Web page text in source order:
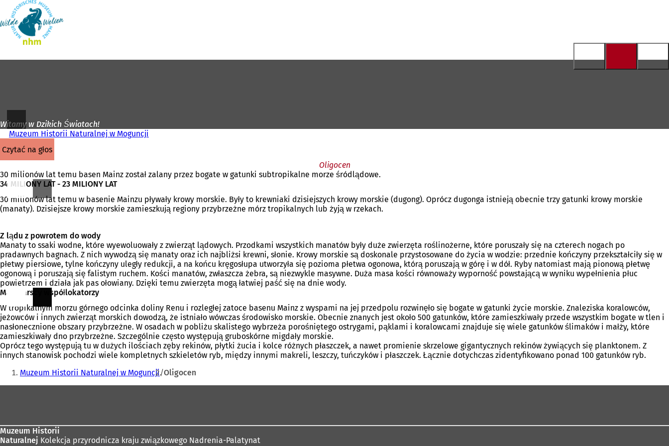
Przejdź do treści
strony
głównej
Witamy w Dzikich Światach!
Muzeum Historii Naturalnej w Moguncji
czytać na głos
Oligocen
30 milionów lat temu basen Mainz został zalany przez bogate w gatunki subtropikalne morze śródlądowe.
34 MILIONY LAT - 23 MILIONY LAT
30 milionów lat temu w basenie Mainzu pływały krowy morskie. Były to krewniaki dzisiejszych krowy morskie (dugong). Oprócz dugonga istnieją obecnie trzy gatunki krowy morskie
(manaty). Dzisiejsze krowy morskie zamieszkują regiony przybrzeżne mórz tropikalnych lub żyją w rzekach.
Z lądu z powrotem do wody
Manaty to ssaki wodne, które wyewoluowały z zwierząt lądowych. Przodkami wszystkich manatów były duże zwierzęta roślinożerne, które poruszały się na czterech nogach po
pradawnych bagnach. Z nich wywodzą się manaty oraz ich najbliżsi krewni, słonie. Krowy morskie są doskonale przystosowane do życia w wodzie: przednie kończyny przekształciły się w
płetwy piersiowe, tylne kończyny uległy redukcji, a na końcu kręgosłupa utworzyła się pozioma płetwa ogonowa, którą poruszają w górę i w dół. Ryby natomiast mają pionową płetwę
ogonową i poruszają się falistym ruchem. Kości manatów, zwłaszcza żebra, są niezwykle masywne. Duża masa kości równoważy wyporność powstającą w wyniku wypełnienia płuc
powietrzem i działa jak pas ołowiany. Dzięki temu zwierzęta mogą łatwiej paść się na dnie wody.
Marynarscy współlokatorzy
W tropikalnym morzu górnego odcinka doliny Renu i rozległej zatoce basenu Mainz z wyspami na jej przedpolu rozwinęło się bogate w gatunki życie morskie. Znaleziska koralowców,
jeżowców i innych zwierząt morskich dowodzą, że istniało wówczas środowisko morskie. Obecnie znanych jest około 500 gatunków, które zamieszkiwały przede wszystkim bogate w tlen i
nasłonecznione obszary przybrzeżne. W osadach w pobliżu skalistego wybrzeża porośniętego ostrygami, pąklami i koralowcami znajduje się wiele gatunków ślimaków i małży, które
zamieszkiwały dno przybrzeżne. Szczególnie często występują gruboskórne migdały morskie.
Oprócz tego występują tu w dużych ilościach zęby rekinów, płytki żucia i kolce różnych płaszczek, a nawet promienie skrzelowe gigantycznych rekinów żywiących się planktonem. Z
innych stanowisk pochodzi wiele kompletnych szkieletów ryb, między innymi makreli, leszczy, tuńczyków i płaszczek. Łącznie dotychczas zidentyfikowano ponad 100 gatunków ryb.
Jesteś
tutaj:
Muzeum Historii Naturalnej w Moguncji Oligocen
Muzeum Historii
Naturalnej Kolekcja przyrodnicza kraju związkowego Nadrenia-Palatynat